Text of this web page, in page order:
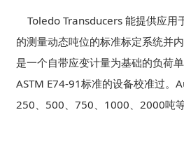
Toledo Transducers 能提供应用
的测量动态吨位的标准标定系统并
是一个自带应变计量为基础的负荷
ASTM E74-91标准的设备校准过。
250、500、750、1000、2000吨等